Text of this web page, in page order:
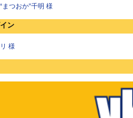
まつおか”千明 様
ン
様